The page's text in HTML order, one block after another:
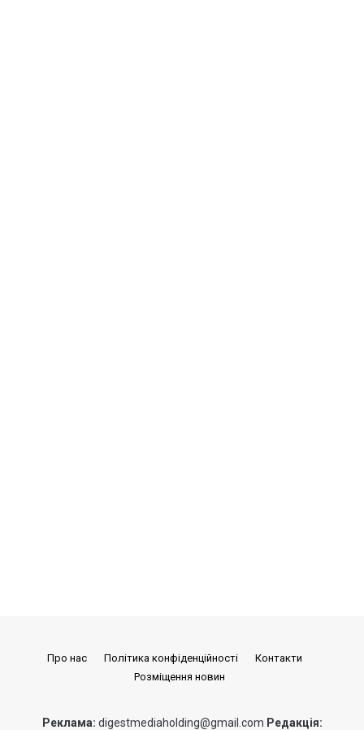
Про нас Політика конфіденційності
Контакти
Розміщення новин
Реклама: digestmediaholding@gmail.com Редакція: